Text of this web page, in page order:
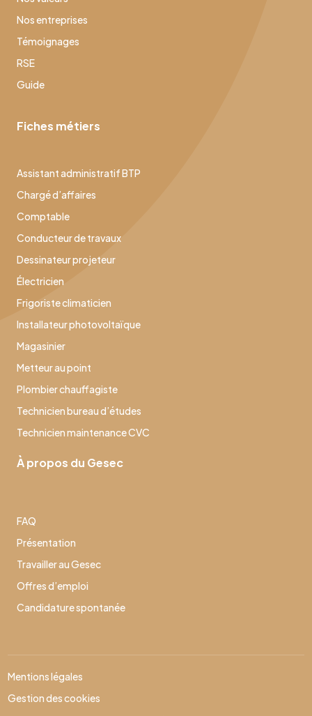
Nos entreprises
Témoignages
RSE
Guide
Fiches métiers
Assistant administratif BTP
Chargé d’affaires
Comptable
Conducteur de travaux
Dessinateur projeteur
Électricien
Frigoriste climaticien
Installateur photovoltaïque
Magasinier
Metteur au point
Plombier chauffagiste
Technicien bureau d’études
Technicien maintenance CVC
À propos du Gesec
FAQ
Présentation
Travailler au Gesec
Offres d’emploi
Candidature spontanée
Mentions légales
Gestion des cookies